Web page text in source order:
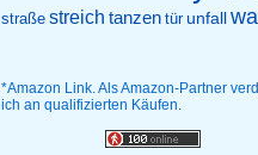
straße streich tanzen tür unfall
*Amazon Link. Als Amazon-Partner
ich an qualifizierten Käufen.